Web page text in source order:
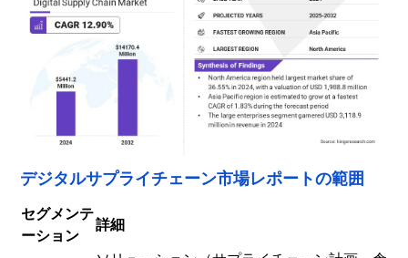
デジタルサプライチェーン市場レポートの範囲
セグメンテ
ーション
詳細